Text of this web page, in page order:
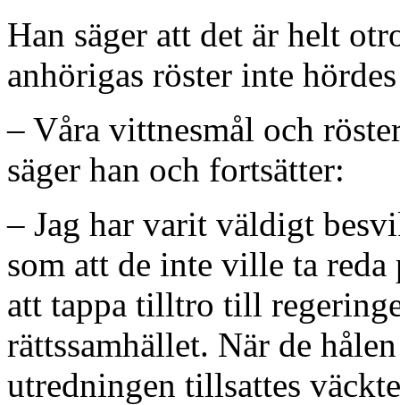
Han säger att det är helt
anhörigas röster inte
– Våra vittnesmål och
säger han och fortsätter:
– Jag har varit väldigt
som att de inte ville ta
att tappa tilltro till
rättssamhället. När de
utredningen tillsattes